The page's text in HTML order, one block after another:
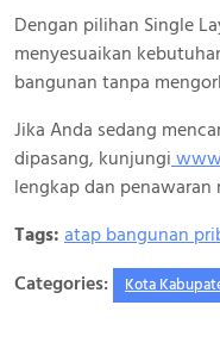
Dengan pilihan Single
menyesuaikan
bangunan tanpa
Jika Anda sedang
dipasang, kunjungi
lengkap dan penawaran
Tags: atap bangunan
Categories:
Kota